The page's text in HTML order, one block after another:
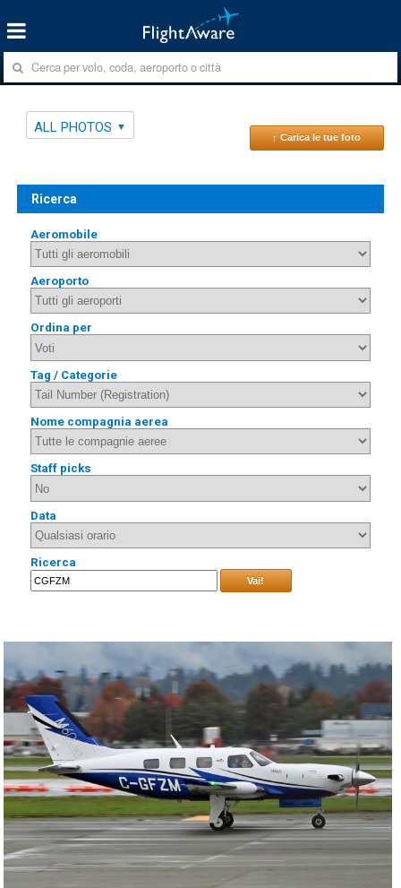
ALL PHOTOS
↑ Carica le tue foto
Ricerca
Aeromobile
Aeroporto
Ordina per
Tag / Categorie
Nome compagnia aerea
Staff picks
Data
Ricerca
Vai!